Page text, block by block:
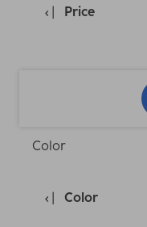
Price
Color
Color